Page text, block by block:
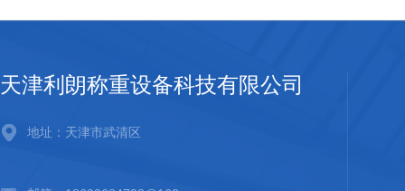
天津利朗称重设备科技有限公司
地址：天津市武清区